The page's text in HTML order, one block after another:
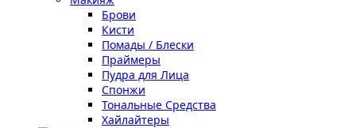
Брови
Кисти
Помады / Блески
Праймеры
Пудра для Лица
Спонжи
Тональные Средства
Хайлайтеры